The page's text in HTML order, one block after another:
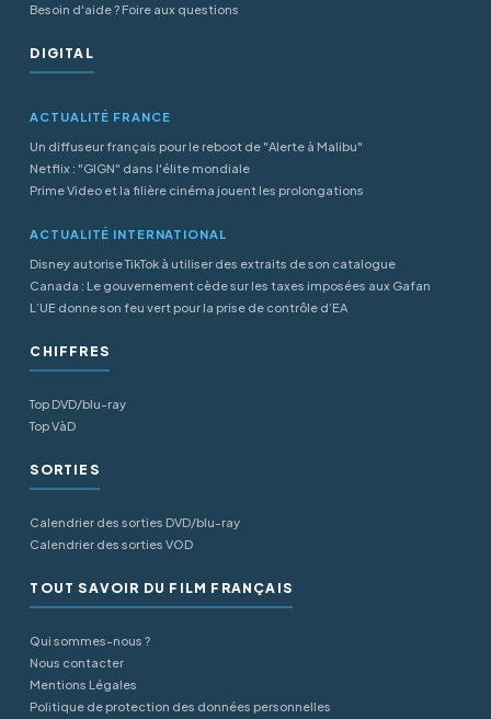
Besoin d'aide ? Foire aux questions
DIGITAL
ACTUALITÉ FRANCE
Un diffuseur français pour le reboot de "Alerte à Malibu"
Netflix : "GIGN" dans l'élite mondiale
Prime Video et la filière cinéma jouent les prolongations
ACTUALITÉ INTERNATIONAL
Disney autorise TikTok à utiliser des extraits de son catalogue
Canada : Le gouvernement cède sur les taxes imposées aux Gafan
L’UE donne son feu vert pour la prise de contrôle d’EA
CHIFFRES
Top DVD/blu-ray
Top VàD
SORTIES
Calendrier des sorties DVD/blu-ray
Calendrier des sorties VOD
TOUT SAVOIR DU FILM FRANÇAIS
Qui sommes-nous ?
Nous contacter
Mentions Légales
Politique de protection des données personnelles